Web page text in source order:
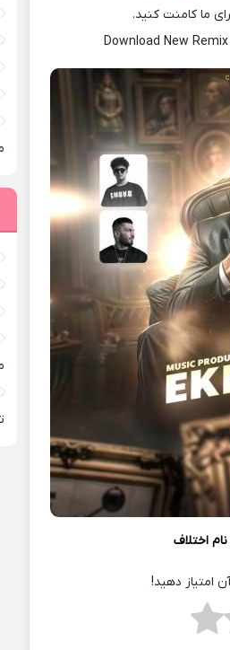
ما کامنت کنید.
Download New
اختلاف
امتیاز دهید!